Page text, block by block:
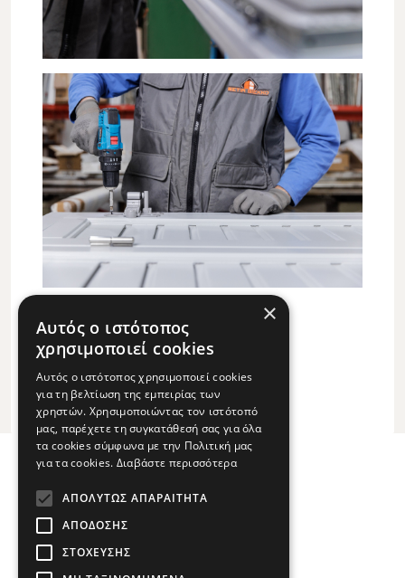
Βατερό, Κοζάνη Τ.Κ. 501 00
+30 24610 95521
viekko@viekko.gr
×
Αυτός ο ιστότοπος
χρησιμοποιεί cookies
Αυτός ο ιστότοπος χρησιμοποιεί cookies
για τη βελτίωση της εμπειρίας των
χρηστών. Χρησιμοποιώντας τον ιστότοπό
μας, παρέχετε τη συγκατάθεσή σας για όλα
τα cookies σύμφωνα με την Πολιτική μας
για τα cookies. Διαβάστε περισσότερα
ΑΠΟΛΎΤΩΣ ΑΠΑΡΑΊΤΗΤΑ
ΑΠΌΔΟΣΗΣ
ΣΤΌΧΕΥΣΗΣ